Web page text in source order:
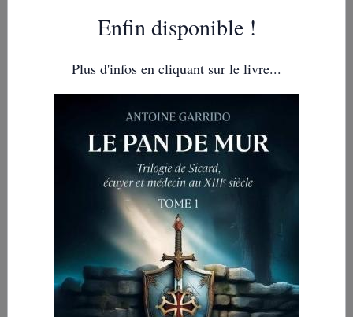
Nous avons assisté au milieu d’un public médusé, ému et
admiratif à la représentation d’un Opéra-Rock avec un
chanteur dont on ne dira jamais assez le talent et qui nous
a pris par le coin de l’âme.
L’Agathois (27 Février 2017)
Enfin disponible !
Plus d'infos en cliquant sur le livre...